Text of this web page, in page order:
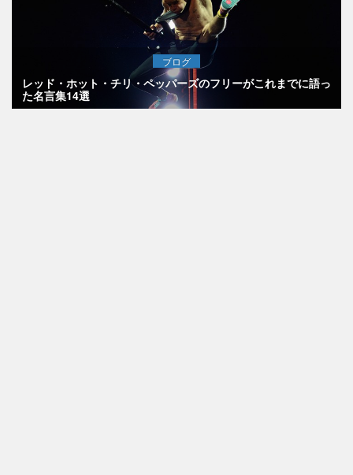
ブログ
レッド・ホット・チリ・ペッパーズのフリーがこれまでに語っ
た名言集14選